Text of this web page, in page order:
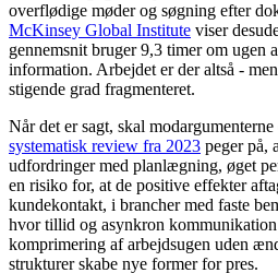
overflødige møder og søgning efter
McKinsey Global Institute viser
gennemsnit bruger 9,3 timer om ugen
information. Arbejdet er der altså -
stigende grad fragmenteret.
Når det er sagt, skal
systematisk review fra 2023 peger på,
udfordringer med planlægning, øget
en risiko for, at de positive effekter
kundekontakt, i brancher med faste
hvor tillid og asynkron
komprimering af arbejdsugen uden
strukturer skabe nye former for pres.